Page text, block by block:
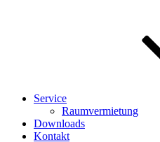
Service
Raumvermietung
Downloads
Kontakt